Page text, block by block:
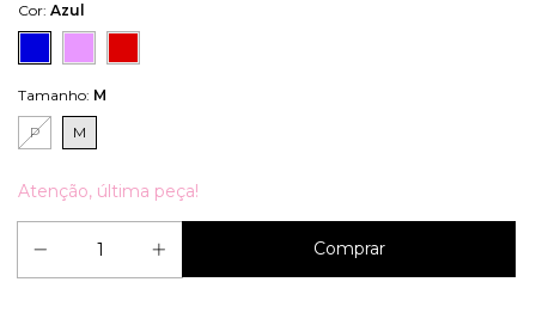
Cor: Azul
Tamanho: M
P M
Atenção, última peça!